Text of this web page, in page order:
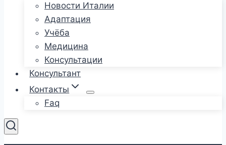
Новости Италии
Адаптация
Учёба
Медицина
Консультации
Консультант
Контакты
Faq